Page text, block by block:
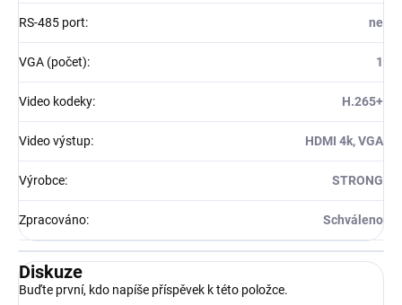
RS-485 port: ne
VGA (počet): 1
Video kodeky: H.265+
Video výstup: HDMI 4k, VGA
Výrobce: STRONG
Zpracováno: Schváleno
Diskuze
Buďte první, kdo napíše příspěvek k této položce.